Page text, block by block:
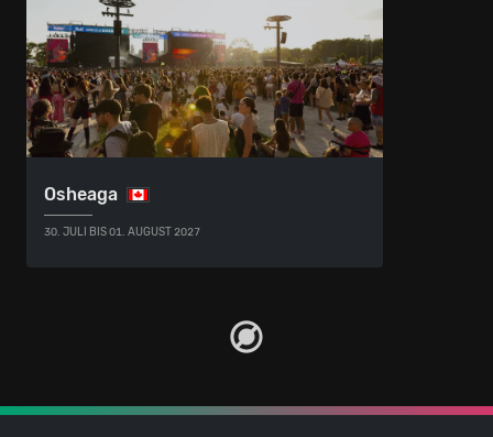
Osheaga
30. JULI BIS 01. AUGUST 2027